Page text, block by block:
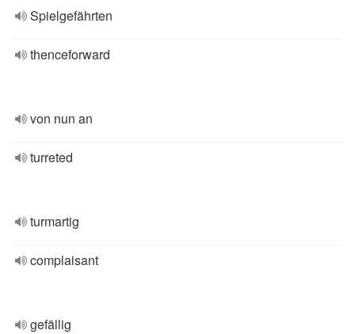
Spielgefährten
thenceforward
von nun an
turreted
turmartig
complaisant
gefällig